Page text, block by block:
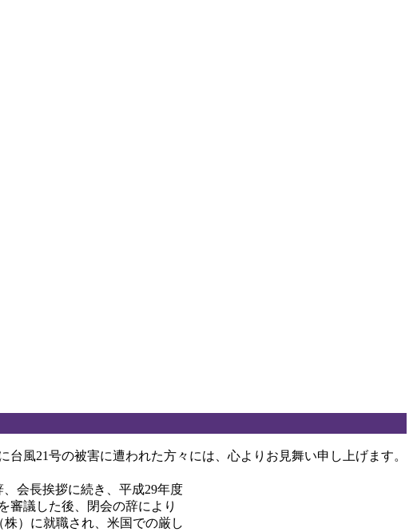
風21号の被害に遭われた方々には、心よりお見舞い申し上げます。
会長挨拶に続き、平成29年度
審議した後、閉会の辞により
）に就職され、米国での厳し